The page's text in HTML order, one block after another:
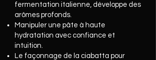
fermentation italienne, développe des
arômes profonds.
Manipuler une pâte à haute
hydratation avec confiance et
intuition.
Le façonnage de la ciabatta pour